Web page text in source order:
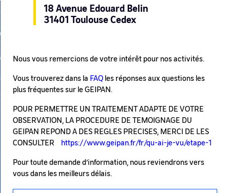
18 Avenue Edouard Belin
31401 Toulouse Cedex
Nous vous remercions de votre intérêt pour nos activités.
Vous trouverez dans la FAQ les réponses aux questions les
plus fréquentes sur le GEIPAN.
POUR PERMETTRE UN TRAITEMENT ADAPTE DE VOTRE
OBSERVATION, LA PROCEDURE DE TEMOIGNAGE DU
GEIPAN REPOND A DES REGLES PRECISES, MERCI DE LES
CONSULTER https://www.geipan.fr/fr/qu-ai-je-vu/etape-1
Pour toute demande d’information, nous reviendrons vers
vous dans les meilleurs délais.